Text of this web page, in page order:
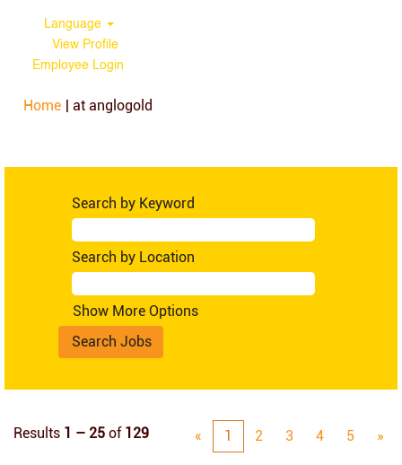
Language
View Profile
Employee Login
Home | at anglogold
Search by Keyword
Search by Location
Show More Options
Results 1 – 25 of 129 « 1 2 3 4 5 »